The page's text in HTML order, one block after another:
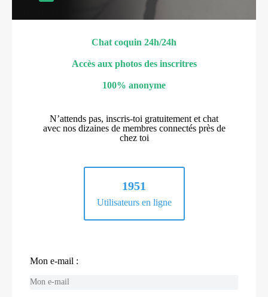
Chat coquin 24h/24h
Accès aux photos des inscritres
100% anonyme
N’attends pas, inscris-toi gratuitement et chat
avec nos dizaines de membres connectés près de
chez toi
1951
Utilisateurs en ligne
Mon e-mail :